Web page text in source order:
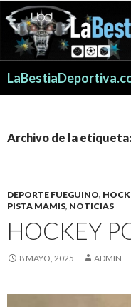
Archivo de la
DEPORTE FUEGUINO,
PISTA MAMIS, NOTICIAS
HOCKEY
8 MAYO, 2025 ADMIN